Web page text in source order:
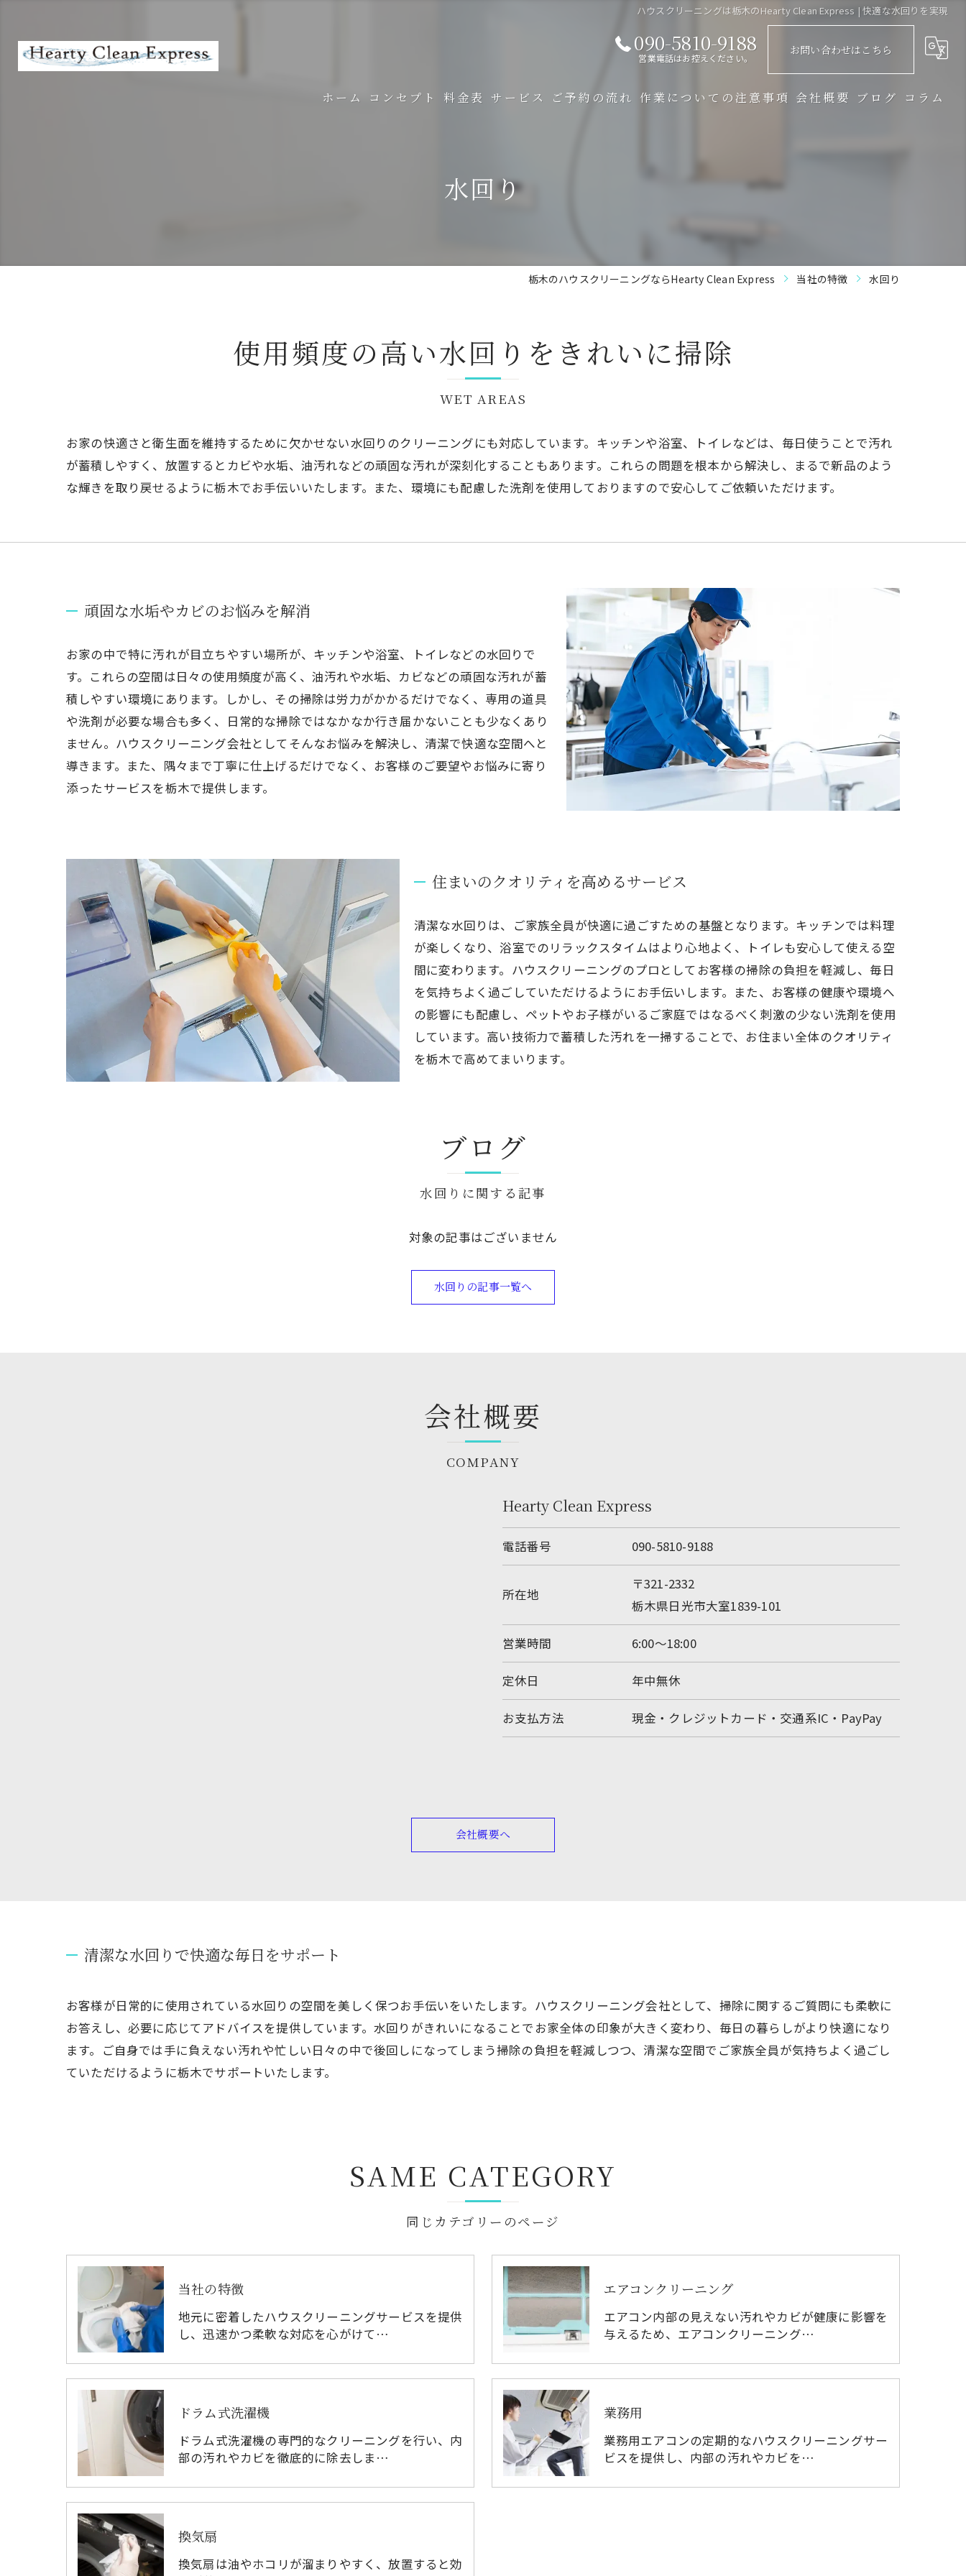
ハウスクリーニングは栃木のHearty Clean Express | 快適な水回りを実現
090-5810-9188
営業電話はお控えください。
お問い合わせはこちら
ホーム コンセプト 料金表 サービス ご予約の流れ 作業についての注意事項 会社概要 ブログ コラム
水回り
栃木のハウスクリーニングならHearty Clean Express 当社の特徴 水回り
使用頻度の高い水回りをきれいに掃除
WET AREAS
お家の快適さと衛生面を維持するために欠かせない水回りのクリーニングにも対応しています。キッチンや浴室、トイレなどは、毎日使うことで汚れ
が蓄積しやすく、放置するとカビや水垢、油汚れなどの頑固な汚れが深刻化することもあります。これらの問題を根本から解決し、まるで新品のよう
な輝きを取り戻せるように栃木でお手伝いいたします。また、環境にも配慮した洗剤を使用しておりますので安心してご依頼いただけます。
頑固な水垢やカビのお悩みを解消
お家の中で特に汚れが目立ちやすい場所が、キッチンや浴室、トイレなどの水回りで
す。これらの空間は日々の使用頻度が高く、油汚れや水垢、カビなどの頑固な汚れが蓄
積しやすい環境にあります。しかし、その掃除は労力がかかるだけでなく、専用の道具
や洗剤が必要な場合も多く、日常的な掃除ではなかなか行き届かないことも少なくあり
ません。ハウスクリーニング会社としてそんなお悩みを解決し、清潔で快適な空間へと
導きます。また、隅々まで丁寧に仕上げるだけでなく、お客様のご要望やお悩みに寄り
添ったサービスを栃木で提供します。
住まいのクオリティを高めるサービス
清潔な水回りは、ご家族全員が快適に過ごすための基盤となります。キッチンでは料理
が楽しくなり、浴室でのリラックスタイムはより心地よく、トイレも安心して使える空
間に変わります。ハウスクリーニングのプロとしてお客様の掃除の負担を軽減し、毎日
を気持ちよく過ごしていただけるようにお手伝いします。また、お客様の健康や環境へ
の影響にも配慮し、ペットやお子様がいるご家庭ではなるべく刺激の少ない洗剤を使用
しています。高い技術力で蓄積した汚れを一掃することで、お住まい全体のクオリティ
を栃木で高めてまいります。
ブログ
水回りに関する記事
対象の記事はございません
水回りの記事一覧へ
会社概要
COMPANY
Hearty Clean Express
電話番号 090-5810-9188
所在地
〒321-2332
栃木県日光市大室1839-101
営業時間 6:00～18:00
定休日 年中無休
お支払方法 現金・クレジットカード・交通系IC・PayPay
会社概要へ
清潔な水回りで快適な毎日をサポート
お客様が日常的に使用されている水回りの空間を美しく保つお手伝いをいたします。ハウスクリーニング会社として、掃除に関するご質問にも柔軟に
お答えし、必要に応じてアドバイスを提供しています。水回りがきれいになることでお家全体の印象が大きく変わり、毎日の暮らしがより快適になり
ます。ご自身では手に負えない汚れや忙しい日々の中で後回しになってしまう掃除の負担を軽減しつつ、清潔な空間でご家族全員が気持ちよく過ごし
ていただけるように栃木でサポートいたします。
同じカテゴリーのページ
SAME CATEGORY
当社の特徴
地元に密着したハウスクリーニングサービスを提供
し、迅速かつ柔軟な対応を心がけて…
エアコンクリーニング
エアコン内部の見えない汚れやカビが健康に影響を
与えるため、エアコンクリーニング…
ドラム式洗濯機
ドラム式洗濯機の専門的なクリーニングを行い、内
部の汚れやカビを徹底的に除去しま…
業務用
業務用エアコンの定期的なハウスクリーニングサー
ビスを提供し、内部の汚れやカビを…
換気扇
換気扇は油やホコリが溜まりやすく、放置すると効